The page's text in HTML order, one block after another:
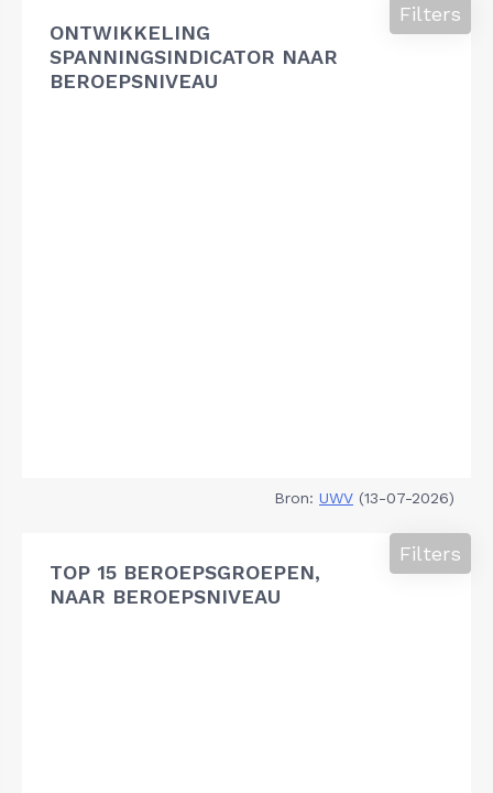
ONTWIKKELING
SPANNINGSINDICATOR NAAR
BEROEPSNIVEAU
Filters
Bron: UWV (13-07-2026)
TOP 15 BEROEPSGROEPEN,
NAAR BEROEPSNIVEAU
Filters